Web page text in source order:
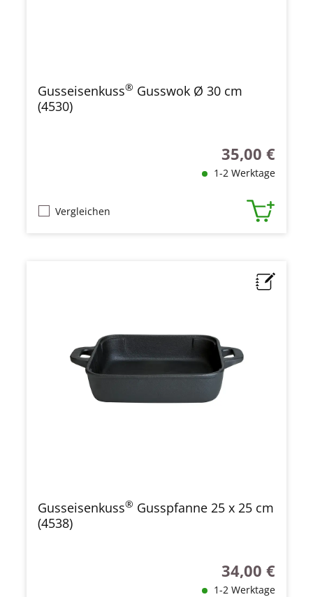
Gusseisenkuss® Gusswok Ø 30 cm
(4530)
Regulärer Preis:
35,00 €
1-2 Werktage
Vergleichen
Gusseisenkuss® Gusspfanne 25 x 25 cm
(4538)
Regulärer Preis:
34,00 €
1-2 Werktage